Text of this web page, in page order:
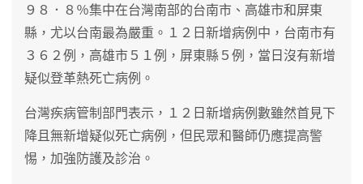
９８．８％集中在台灣南部的台南市、高雄市和屏東
縣，尤以台南最為嚴重。１２日新增病例中，台南市有
３６２例，高雄市５１例，屏東縣５例，當日沒有新增
疑似登革熱死亡病例。
台灣疾病管制部門表示，１２日新增病例數雖然首見下
降且無新增疑似死亡病例，但民眾和醫師仍應提高警
惕，加強防護及診治。